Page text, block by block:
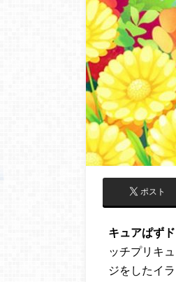
ポスト
キュアぱず
ッチプリキ
ジをしたイ